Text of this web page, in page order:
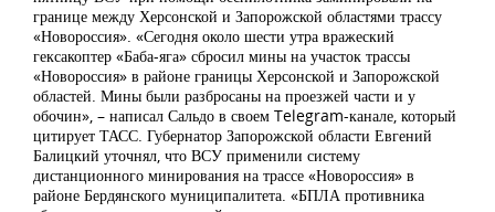
границе между Херсонской и Запорожской областями трассу
«Новороссия». «Сегодня около шести утра вражеский
гексакоптер «Баба-яга» сбросил мины на участок трассы
«Новороссия» в районе границы Херсонской и Запорожской
областей. Мины были разбросаны на проезжей части и у
обочин», – написал Сальдо в своем Telegram-канале, который
цитирует ТАСС. Губернатор Запорожской области Евгений
Балицкий уточнял, что ВСУ применили систему
дистанционного минирования на трассе «Новороссия» в
районе Бердянского муниципалитета. «БПЛА противника